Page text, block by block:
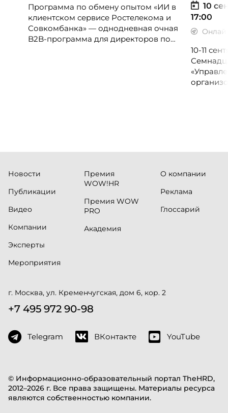
Программа по обмену опытом «ИИ в
клиентском сервисе Ростелекома и
Совкомбанка» — однодневная очная
B2B-программа для директоров по
10
17:00
10-11
© Информационно-образовательный портал TheHRD,
2012–2026 г. Все права защищены. Материалы ресурса
являются собственностью компании.
Новости
Публикации
Видео
Компании
Эксперты
Мероприятия
Премия
WOW!HR
Премия WOW
PRO
Академия
О компании
Реклама
Глоссарий
г. Москва, ул. Кременчугская, дом 6, кор. 2
+7 495 972 90-98
Telegram ВКонтакте YouTube